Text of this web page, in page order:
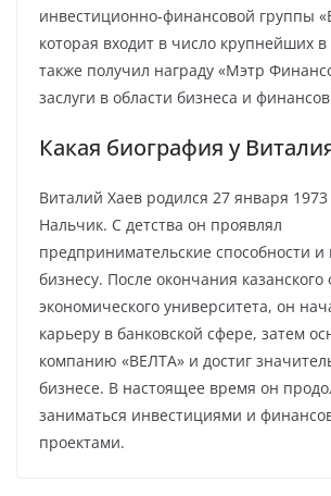
инвестиционно-финансовой группы
которая входит в число крупнейших
также получил награду «Мэтр
заслуги в области бизнеса и
Какая биография у
Виталий Хаев родился 27 января 1973
Нальчик. С детства он проявлял
предпринимательские способности и
бизнесу. После окончания
экономического университета, он
карьеру в банковской сфере, затем
компанию «ВЕЛТА» и достиг
бизнесе. В настоящее время он
заниматься инвестициями и
проектами.